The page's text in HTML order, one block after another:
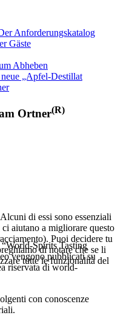
Anforderungskatalog
Gäste
Abheben
„Apfel-Destillat
Ortner(R)
Spirits Tasting
vengono pubblicati su
riservata di world-
con conoscenze
di essi sono essenziali
aiutano a migliorare questo
Puoi decidere tu
di notare che se li
tutte le funzionalità del